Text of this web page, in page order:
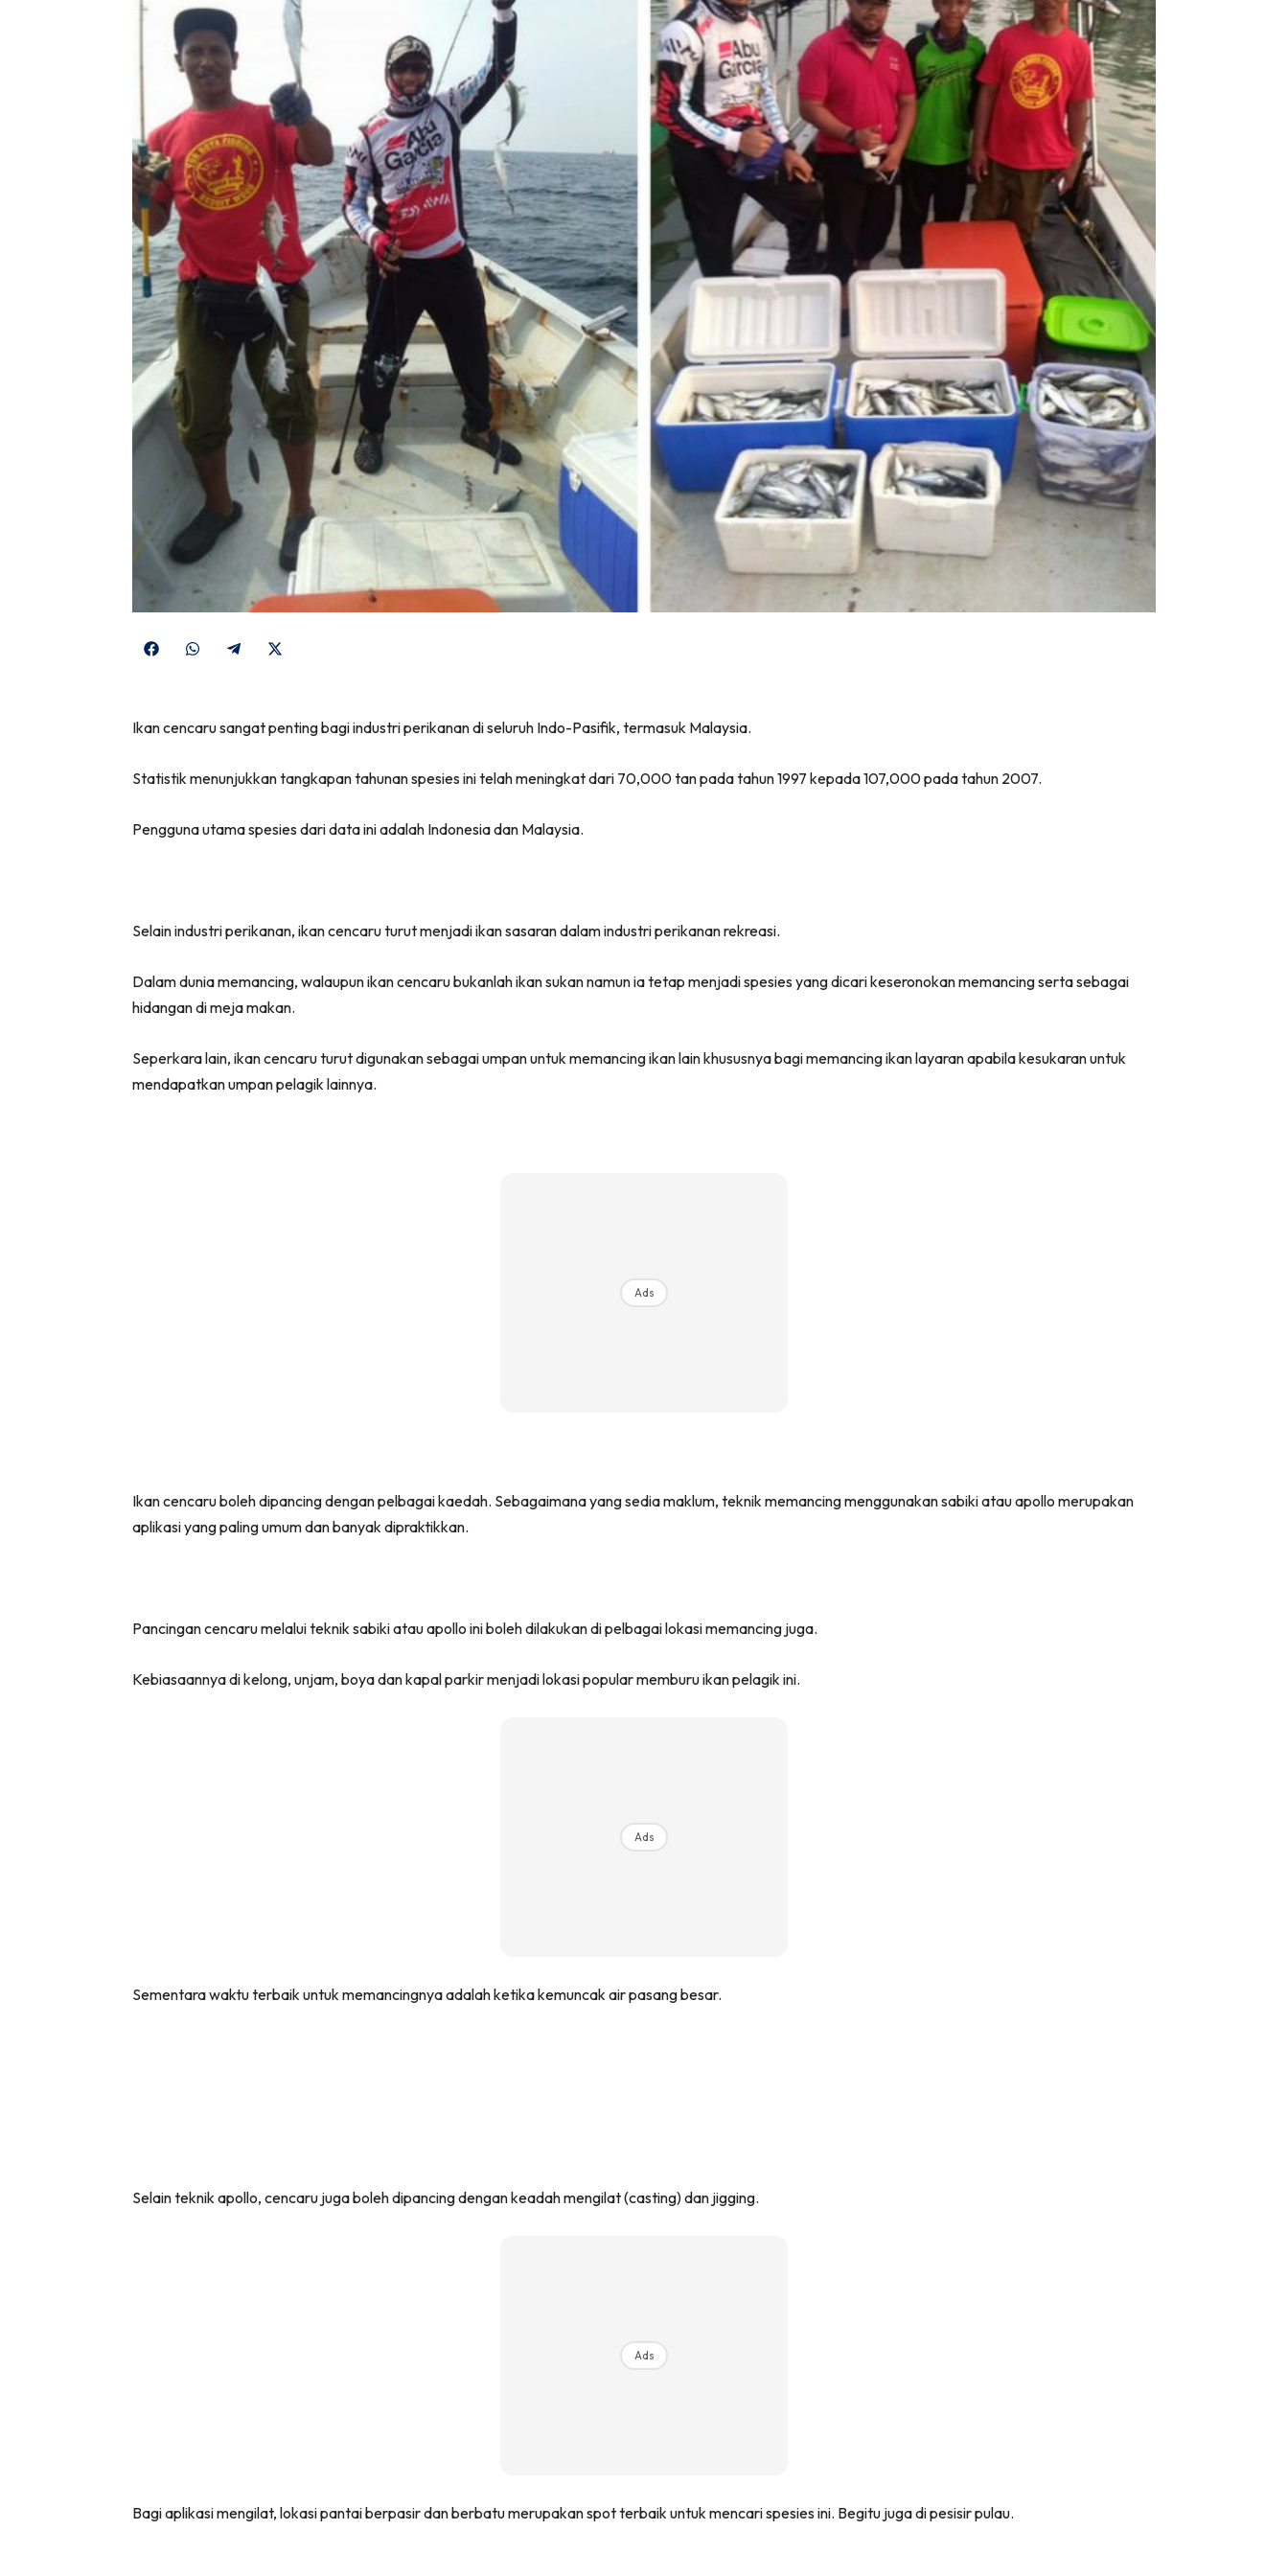
Share
Share
Share
(Twitter)
Ikan cencaru sangat penting bagi industri perikanan di seluruh Indo-Pasifik, termasuk Malaysia.
Statistik menunjukkan tangkapan tahunan spesies ini telah meningkat dari 70,000 tan pada tahun 1997 kepada 107,000 pada tahun 2007.
Pengguna utama spesies dari data ini adalah Indonesia dan Malaysia.
Selain industri perikanan, ikan cencaru turut menjadi ikan sasaran dalam industri perikanan rekreasi.
Dalam dunia memancing, walaupun ikan cencaru bukanlah ikan sukan namun ia tetap menjadi spesies yang dicari keseronokan memancing serta sebagai
hidangan di meja makan.
Seperkara lain, ikan cencaru turut digunakan sebagai umpan untuk memancing ikan lain khususnya bagi memancing ikan layaran apabila kesukaran untuk
mendapatkan umpan pelagik lainnya.
Ads
Ikan cencaru boleh dipancing dengan pelbagai kaedah. Sebagaimana yang sedia maklum, teknik memancing menggunakan sabiki atau apollo merupakan
aplikasi yang paling umum dan banyak dipraktikkan.
Pancingan cencaru melalui teknik sabiki atau apollo ini boleh dilakukan di pelbagai lokasi memancing juga.
Kebiasaannya di kelong, unjam, boya dan kapal parkir menjadi lokasi popular memburu ikan pelagik ini.
Ads
Sementara waktu terbaik untuk memancingnya adalah ketika kemuncak air pasang besar.
Selain teknik apollo, cencaru juga boleh dipancing dengan keadah mengilat (casting) dan jigging.
Ads
Bagi aplikasi mengilat, lokasi pantai berpasir dan berbatu merupakan spot terbaik untuk mencari spesies ini. Begitu juga di pesisir pulau.